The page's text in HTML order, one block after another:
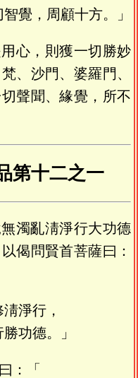
覺，周顧十方。」
心，則獲一切勝妙
、沙門、婆羅門、
聲聞、緣覺，所不
第十二之一
濁亂淸淨行大功德
偈問賢首菩薩曰：
淨行，
功德。」
：「